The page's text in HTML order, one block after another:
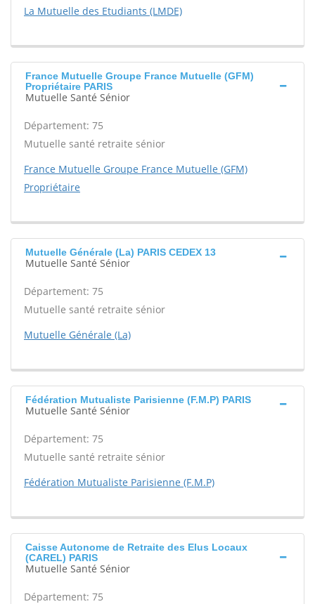
La Mutuelle des Etudiants (LMDE)
France Mutuelle Groupe France Mutuelle (GFM)
Propriétaire PARIS
Mutuelle Santé Sénior
Département: 75
Mutuelle santé retraite sénior
France Mutuelle Groupe France Mutuelle (GFM)
Propriétaire
Mutuelle Générale (La) PARIS CEDEX 13
Mutuelle Santé Sénior
Département: 75
Mutuelle santé retraite sénior
Mutuelle Générale (La)
Fédération Mutualiste Parisienne (F.M.P) PARIS
Mutuelle Santé Sénior
Département: 75
Mutuelle santé retraite sénior
Fédération Mutualiste Parisienne (F.M.P)
Caisse Autonome de Retraite des Elus Locaux
(CAREL) PARIS
Mutuelle Santé Sénior
Département: 75